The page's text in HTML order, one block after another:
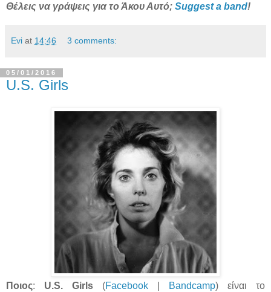
Θέλεις να γράψεις για το Άκου Αυτό; Suggest a band!
Evi at 14:46 3 comments:
05/01/2016
U.S. Girls
Ποιος: U.S. Girls (Facebook Bandcamp) είναι το